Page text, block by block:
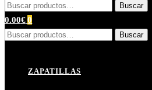
Buscar
0.00€ 0
Buscar
ZAPATILLAS